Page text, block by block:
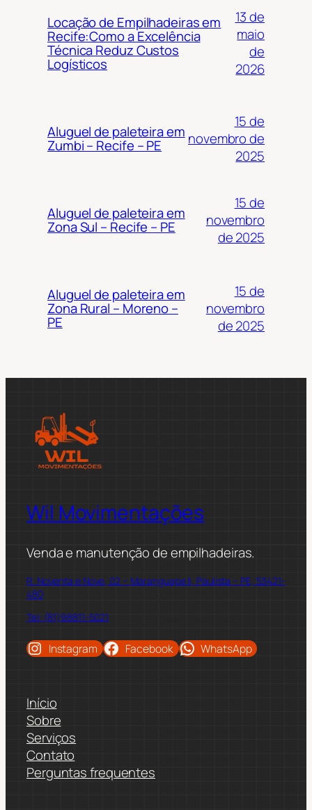
Locação de Empilhadeiras em
Recife:Como a Excelência
Técnica Reduz Custos
Logísticos
13 de
maio
de
2026
Aluguel de paleteira em
Zumbi – Recife – PE
15 de
novembro de
2025
Aluguel de paleteira em
Zona Sul – Recife – PE
15 de
novembro
de 2025
Aluguel de paleteira em
Zona Rural – Moreno –
PE
15 de
novembro
de 2025
Wil Movimentações
Venda e manutenção de empilhadeiras.
R. Noventa e Nove, 02 – Maranguape II, Paulista – PE, 53421-
480
Tel: (81)98811-5021
Instagram Facebook WhatsApp
Início
Sobre
Serviços
Contato
Perguntas frequentes